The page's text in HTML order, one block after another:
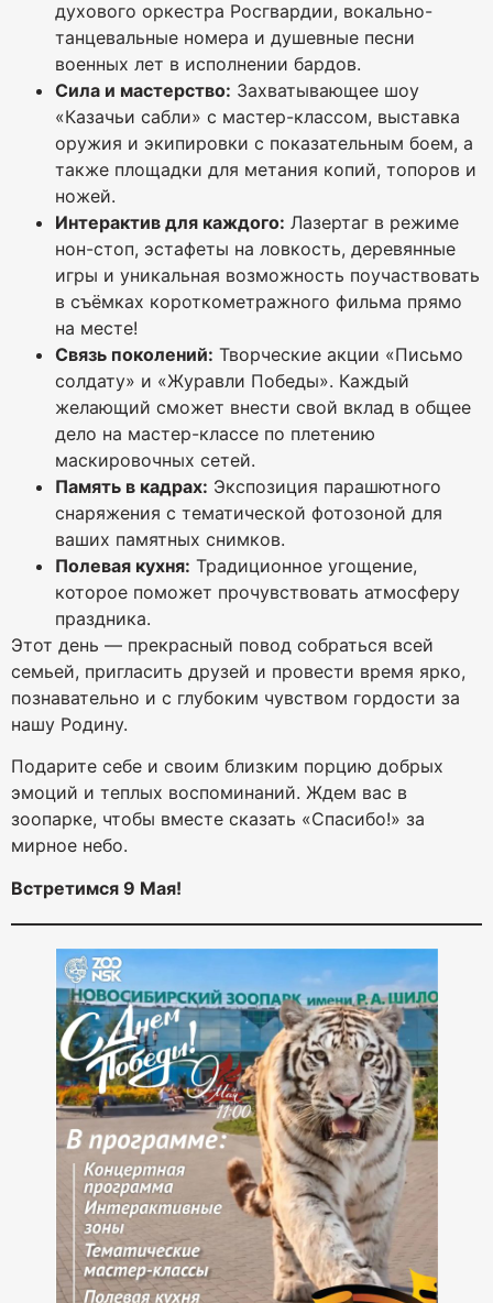
духового оркестра Росгвардии, вокально-
танцевальные номера и душевные песни
военных лет в исполнении бардов.
Сила и мастерство: Захватывающее шоу
«Казачьи сабли» с мастер-классом, выставка
оружия и экипировки с показательным боем, а
также площадки для метания копий, топоров и
ножей.
Интерактив для каждого: Лазертаг в режиме
нон-стоп, эстафеты на ловкость, деревянные
игры и уникальная возможность поучаствовать
в съёмках короткометражного фильма прямо
на месте!
Связь поколений: Творческие акции «Письмо
солдату» и «Журавли Победы». Каждый
желающий сможет внести свой вклад в общее
дело на мастер-классе по плетению
маскировочных сетей.
Память в кадрах: Экспозиция парашютного
снаряжения с тематической фотозоной для
ваших памятных снимков.
Полевая кухня: Традиционное угощение,
которое поможет прочувствовать атмосферу
праздника.
Этот день — прекрасный повод собраться всей
семьей, пригласить друзей и провести время ярко,
познавательно и с глубоким чувством гордости за
нашу Родину.
Подарите себе и своим близким порцию добрых
эмоций и теплых воспоминаний. Ждем вас в
зоопарке, чтобы вместе сказать «Спасибо!» за
мирное небо.
Встретимся 9 Мая!